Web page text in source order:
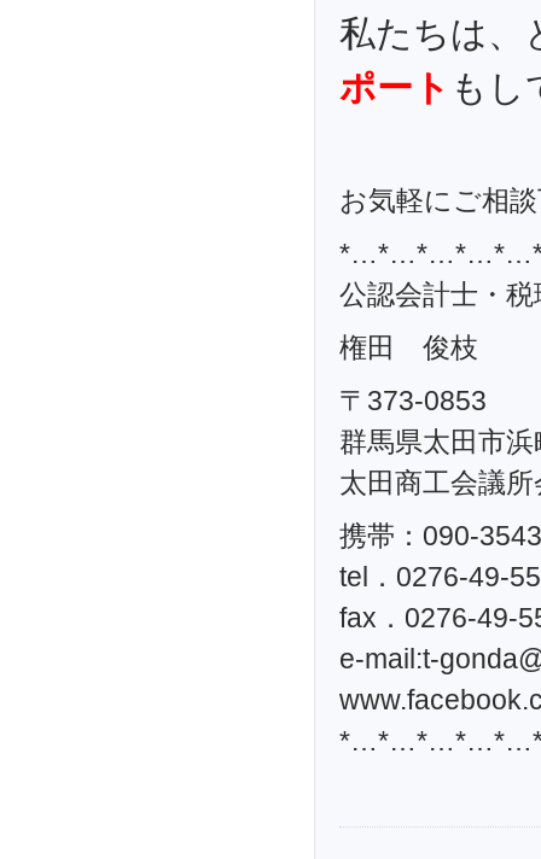
私たちは
ポート もし
お気軽にご相
公認会計士・
権田 俊枝
〒373-0853
群馬県太田市
太田商工会議
携帯：090-
tel．0276-49-
fax．0276-49-
e-mail:t-